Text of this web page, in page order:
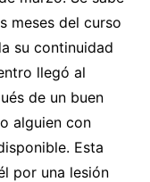
meses del curso
su continuidad
llegó al
de un buen
alguien con
Esta
por una lesión